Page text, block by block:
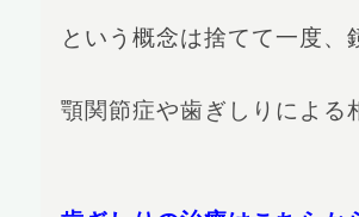
という概念は捨てて一度、
顎関節症や歯ぎしりによる